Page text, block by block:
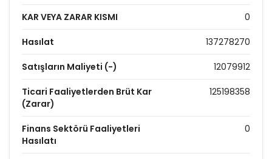
KAR VEYA ZARAR KISMI 0
Hasılat 137278270
Satışların Maliyeti (-) 12079912
Ticari Faaliyetlerden Brüt Kar
(Zarar)
125198358
Finans Sektörü Faaliyetleri
Hasılatı
0